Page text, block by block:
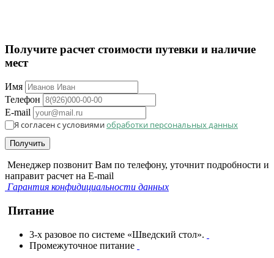
Получите расчет стоимости путевки и наличие
мест
Имя
Телефон
E-mail
Я согласен с условиямиобработки персональных данных
Получить
Менеджер позвонит Вам по телефону, уточнит подробности и
направит расчет на E-mail
Гарантия конфидициальности данных
Питание
3-х разовое по системе «Шведский стол».
Промежуточное питание